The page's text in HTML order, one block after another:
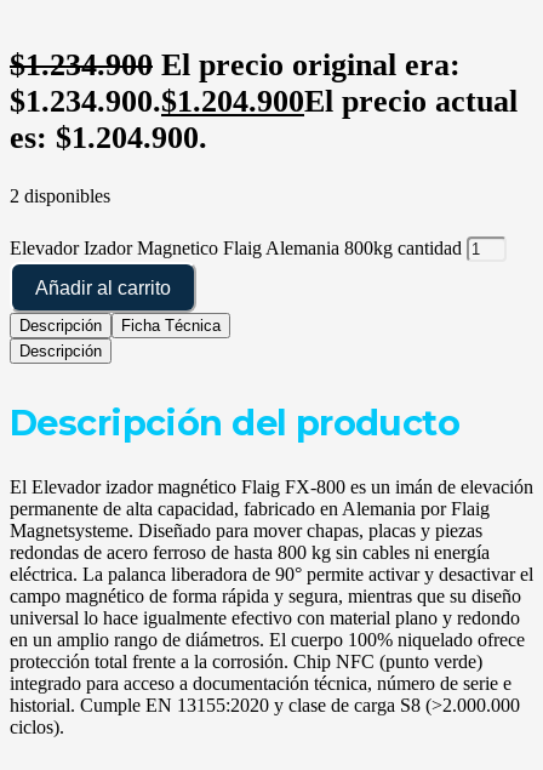
$1.234.900 El precio original era:
$1.234.900.$1.204.900El precio actual
es: $1.204.900.
2 disponibles
Elevador Izador Magnetico Flaig Alemania 800kg cantidad
Añadir al carrito
Descripción
Ficha Técnica
Descripción
Descripción del producto
El Elevador izador magnético Flaig FX-800 es un imán de elevación
permanente de alta capacidad, fabricado en Alemania por Flaig
Magnetsysteme. Diseñado para mover chapas, placas y piezas
redondas de acero ferroso de hasta 800 kg sin cables ni energía
eléctrica. La palanca liberadora de 90° permite activar y desactivar el
campo magnético de forma rápida y segura, mientras que su diseño
universal lo hace igualmente efectivo con material plano y redondo
en un amplio rango de diámetros. El cuerpo 100% niquelado ofrece
protección total frente a la corrosión. Chip NFC (punto verde)
integrado para acceso a documentación técnica, número de serie e
historial. Cumple EN 13155:2020 y clase de carga S8 (>2.000.000
ciclos).